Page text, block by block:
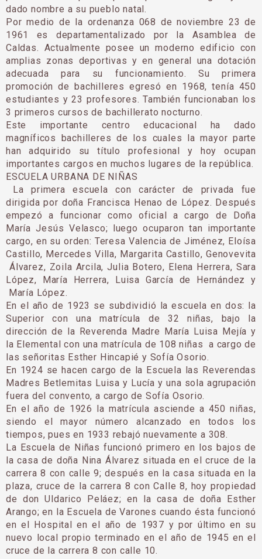
dado nombre a su pueblo natal.
Por medio de la ordenanza 068 de noviembre 23 de
1961 es departamentalizado por la Asamblea de
Caldas. Actualmente posee un moderno edificio con
amplias zonas deportivas y en general una do­tación
adecuada para su funcionamiento. Su prime­ra
promoción de bachilleres egresó en 1968, tenía 450
estudiantes y 23 profesores. Tam­bién funcionaban los
3 primeros cursos de bachillera­to nocturno.
Este importante centro educacional ha dado
magníficos bachilleres de los cuales la mayor parte
han adquirido su título profesional y hoy ocupan
importantes cargos en muchos lugares de la repú­blica.
ESCUELA URBANA DE NIÑAS
La primera escuela con carácter de privada fue
dirigida por doña Francisca Henao de López. Después
empezó a funcionar como oficial a cargo de Doña
María Jesús Velasco; luego ocuparon tan importante
cargo, en su orden: Teresa Valencia de Jiménez, Eloísa
Castillo, Mercedes Villa, Margarita Castillo, Genovevita
Álvarez, Zoila Arcila, Julia Botero, Elena Herrera, Sara
López, María Herrera, Luisa García de Hernández y
María López.
En el año de 1923 se subdividió la escuela en dos: la
Superior con una matrícula de 32 niñas, bajo la
dirección de la Reverenda Madre María Luisa Mejía y
la Elemental con una matrícula de 108 niñas a cargo de
las señoritas Esther Hincapié y Sofía Osorio.
En 1924 se hacen cargo de la Escuela las Re­verendas
Madres Betlemitas Luisa y Lucía y una sola agrupación
fuera del convento, a cargo de So­fía Osorio.
En el año de 1926 la matrícula asciende a 450 niñas,
siendo el mayor número alcanzado en todos los
tiempos, pues en 1933 rebajó nuevamente a 308.
La Escuela de Niñas funcionó primero en los bajos de
la casa de doña Nina Álvarez situada en el cruce de la
carrera 8 con calle 9; después en la casa situada en la
plaza, cruce de la carrera 8 con Calle 8, hoy propiedad
de don Uldarico Peláez; en la casa de doña Esther
Arango; en la Escuela de Varones cuando ésta funcionó
en el Hospital en el año de 1937 y por último en su
nuevo local propio ter­minado en el año de 1945 en el
cruce de la carrera 8 con calle 10.